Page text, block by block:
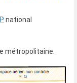
national
métropolitaine.